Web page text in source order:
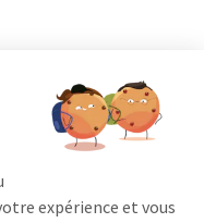
expérience et vous